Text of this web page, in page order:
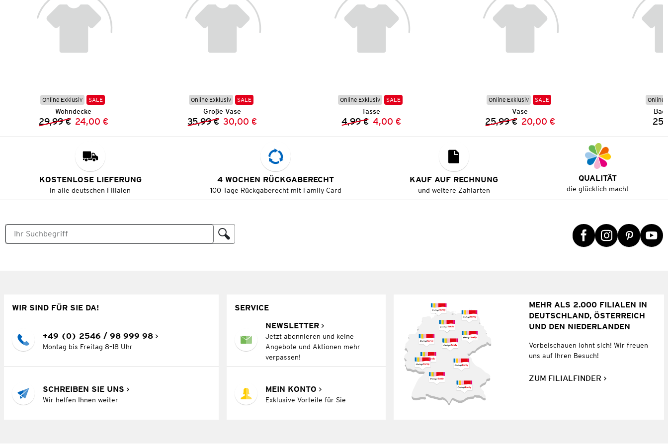
Online Exklusiv SALE
Wohndecke
Vorheriger Preis:
29,99 € Neuer Preis:
24,00 €
Online Exklusiv SALE
Große Vase
Vorheriger Preis:
35,99 € Neuer Preis:
30,00 €
Online Exklusiv SALE
Tasse
Vorheriger Preis:
4,99 € Neuer Preis:
4,00 €
Online Exklusiv SALE
Vase
Vorheriger Preis:
25,99 € Neuer Preis:
20,00 €
Online
KOSTENLOSE LIEFERUNG
in alle deutschen Filialen
4 WOCHEN RÜCKGABERECHT
100 Tage Rückgaberecht mit Family Card
KAUF AUF RECHNUNG
und weitere Zahlarten
QUALITÄT
die glücklich macht
WIR SIND FÜR SIE DA!
+49 (0) 2546 / 98 999 98
Montag bis Freitag 8–18 Uhr
SCHREIBEN SIE UNS
Wir helfen Ihnen weiter
SERVICE
NEWSLETTER
Jetzt abonnieren und keine
Angebote und Aktionen mehr
verpassen!
MEIN KONTO
Exklusive Vorteile für Sie
MEHR ALS 2.000 FILIALEN IN
DEUTSCHLAND, ÖSTERREICH
UND DEN NIEDERLANDEN
Vorbeischauen lohnt sich! Wir freuen
uns auf Ihren Besuch!
ZUM FILIALFINDER